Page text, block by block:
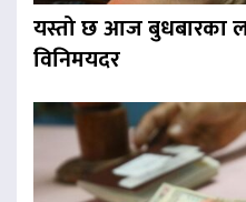
यस्तो छ आज बुधबारका
विनिमयदर